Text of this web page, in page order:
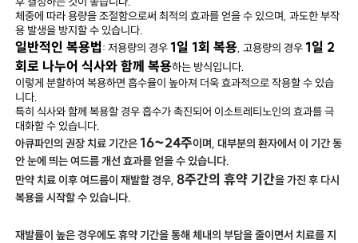
체중에 따라 용량을 조절함으로써 최적의 효과를 얻을 수 있으며, 과도한 부작
용 발생을 방지할 수 있습니다.
일반적인 복용법: 저용량의 경우1일 1회 복용, 고용량의 경우1일 2
회로 나누어 식사와 함께 복용하는 방식입니다.
이렇게 분할하여 복용하면 흡수율이 높아져 더욱 효과적으로 작용할 수 있습
니다.
특히 식사와 함께 복용할 경우 흡수가 촉진되어 이소트레티노인의 효과를 극
대화할 수 있습니다.
아큐파인의 권장 치료 기간은16~24주이며, 대부분의 환자에서 이 기간 동
안 눈에 띄는 여드름 개선 효과를 얻을 수 있습니다.
만약 치료 이후 여드름이 재발할 경우,8주간의 휴약 기간을 가진 후 다시
복용을 시작할 수 있습니다.
재발률이 높은 경우에도 휴약 기간을 통해 체내의 부담을 줄이면서 치료를 지